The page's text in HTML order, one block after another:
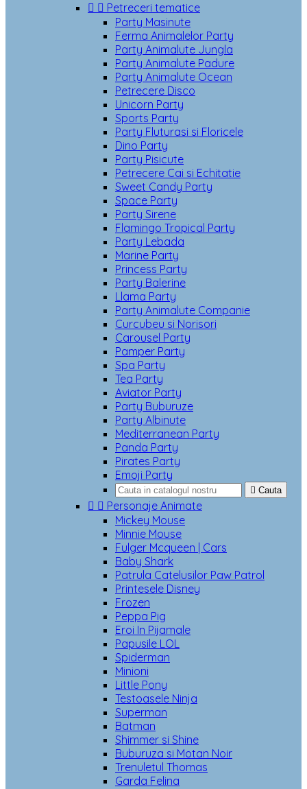
  Petreceri tematice
Party Masinute
Ferma Animalelor Party
Party Animalute Jungla
Party Animalute Padure
Party Animalute Ocean
Petrecere Disco
Unicorn Party
Sports Party
Party Fluturasi si Floricele
Dino Party
Party Pisicute
Petrecere Cai si Echitatie
Sweet Candy Party
Space Party
Party Sirene
Flamingo Tropical Party
Party Lebada
Marine Party
Princess Party
Party Balerine
Llama Party
Party Animalute Companie
Curcubeu si Norisori
Carousel Party
Pamper Party
Spa Party
Tea Party
Aviator Party
Party Buburuze
Party Albinute
Mediterranean Party
Panda Party
Pirates Party
Emoji Party
 Cauta
  Personaje Animate
Mickey Mouse
Minnie Mouse
Fulger Mcqueen | Cars
Baby Shark
Patrula Catelusilor Paw Patrol
Printesele Disney
Frozen
Peppa Pig
Eroi In Pijamale
Papusile LOL
Spiderman
Minioni
Little Pony
Testoasele Ninja
Superman
Batman
Shimmer si Shine
Buburuza si Motan Noir
Trenuletul Thomas
Garda Felina